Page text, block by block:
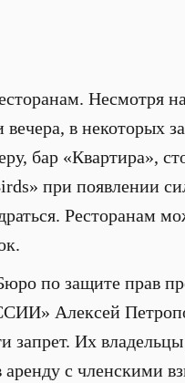
Несмотря на
в некоторых
бар «Квартира»,
при появлении
Ресторанам
по защите прав
Алексей
запрет. Их
с членскими